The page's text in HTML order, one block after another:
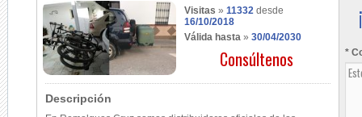
Visitas » 11332 desde
16/10/2018
Válida hasta » 30/04/2030
Consúltenos
Descripción
*